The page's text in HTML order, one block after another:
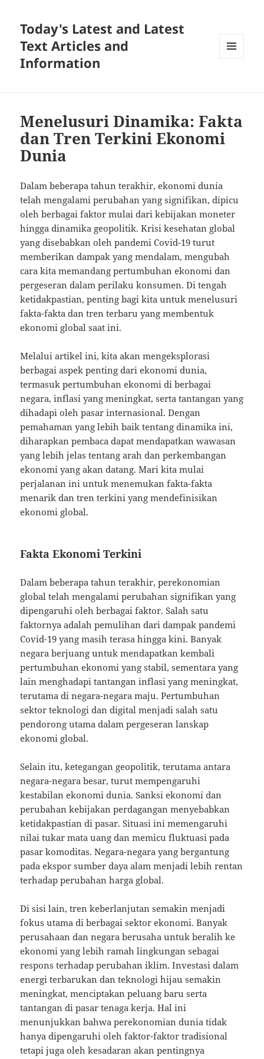
Today's Latest and Latest
Text Articles and
Information
Menelusuri Dinamika: Fakta
dan Tren Terkini Ekonomi
Dunia
Dalam beberapa tahun terakhir, ekonomi dunia
telah mengalami perubahan yang signifikan, dipicu
oleh berbagai faktor mulai dari kebijakan moneter
hingga dinamika geopolitik. Krisi kesehatan global
yang disebabkan oleh pandemi Covid-19 turut
memberikan dampak yang mendalam, mengubah
cara kita memandang pertumbuhan ekonomi dan
pergeseran dalam perilaku konsumen. Di tengah
ketidakpastian, penting bagi kita untuk menelusuri
fakta-fakta dan tren terbaru yang membentuk
ekonomi global saat ini.
Melalui artikel ini, kita akan mengeksplorasi
berbagai aspek penting dari ekonomi dunia,
termasuk pertumbuhan ekonomi di berbagai
negara, inflasi yang meningkat, serta tantangan yang
dihadapi oleh pasar internasional. Dengan
pemahaman yang lebih baik tentang dinamika ini,
diharapkan pembaca dapat mendapatkan wawasan
yang lebih jelas tentang arah dan perkembangan
ekonomi yang akan datang. Mari kita mulai
perjalanan ini untuk menemukan fakta-fakta
menarik dan tren terkini yang mendefinisikan
ekonomi global.
Fakta Ekonomi Terkini
Dalam beberapa tahun terakhir, perekonomian
global telah mengalami perubahan signifikan yang
dipengaruhi oleh berbagai faktor. Salah satu
faktornya adalah pemulihan dari dampak pandemi
Covid-19 yang masih terasa hingga kini. Banyak
negara berjuang untuk mendapatkan kembali
pertumbuhan ekonomi yang stabil, sementara yang
lain menghadapi tantangan inflasi yang meningkat,
terutama di negara-negara maju. Pertumbuhan
sektor teknologi dan digital menjadi salah satu
pendorong utama dalam pergeseran lanskap
ekonomi global.
Selain itu, ketegangan geopolitik, terutama antara
negara-negara besar, turut mempengaruhi
kestabilan ekonomi dunia. Sanksi ekonomi dan
perubahan kebijakan perdagangan menyebabkan
ketidakpastian di pasar. Situasi ini memengaruhi
nilai tukar mata uang dan memicu fluktuasi pada
pasar komoditas. Negara-negara yang bergantung
pada ekspor sumber daya alam menjadi lebih rentan
terhadap perubahan harga global.
Di sisi lain, tren keberlanjutan semakin menjadi
fokus utama di berbagai sektor ekonomi. Banyak
perusahaan dan negara berusaha untuk beralih ke
ekonomi yang lebih ramah lingkungan sebagai
respons terhadap perubahan iklim. Investasi dalam
energi terbarukan dan teknologi hijau semakin
meningkat, menciptakan peluang baru serta
tantangan di pasar tenaga kerja. Hal ini
menunjukkan bahwa perekonomian dunia tidak
hanya dipengaruhi oleh faktor-faktor tradisional
tetapi juga oleh kesadaran akan pentingnya